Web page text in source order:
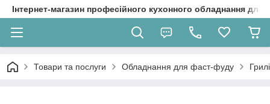
Інтернет-магазин професійного кухонного обладнання
Товари та послуги Обладнання для фаст-фуду